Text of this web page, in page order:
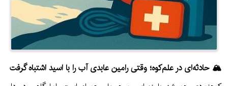
🏔 حادثه‌ای در علم‌کوه؛ وقتی رامین عابدی آب را با اسید اشتباه گرفت